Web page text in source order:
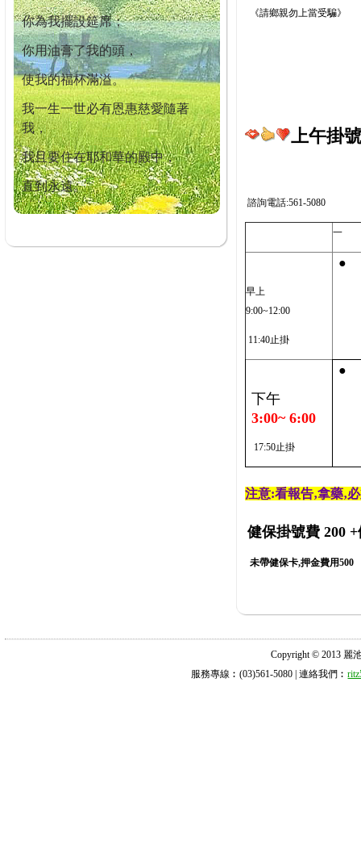
你為我擺設筵席；
你用油膏了我的頭，
使我的福杯滿溢。
我一生一世必有恩惠慈愛隨著
我，
我且要住在耶和華的殿中，
直到永遠。
《請鄉親勿上當受騙》
上午掛
諮詢電話:561-5080
一
早上
9:00~12:00
11:40止掛
●
下午
3:00~ 6:00
17:50止掛
●
注意:看報告‚拿藥‚
健保掛號費 200 +
未帶健保卡,押金費用500
Copyright © 2013 麗
服務專線︰(03)561-5080 | 連絡我們︰